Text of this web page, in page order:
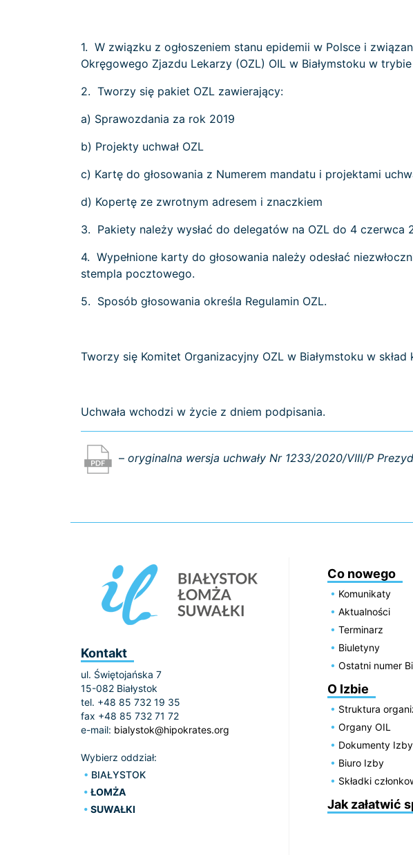
1. W związku z ogłoszeniem stanu epidemii w Polsce i
Okręgowego Zjazdu Lekarzy (OZL) OIL w Białymstoku w
2. Tworzy się pakiet OZL zawierający:
a) Sprawozdania za rok 2019
b) Projekty uchwał OZL
c) Kartę do głosowania z Numerem mandatu i projektami
d) Kopertę ze zwrotnym adresem i znaczkiem
3. Pakiety należy wysłać do delegatów na OZL do 4 czerwca
4. Wypełnione karty do głosowania należy odesłać
stempla pocztowego.
5. Sposób głosowania określa Regulamin OZL.
Tworzy się Komitet Organizacyjny OZL w Białymstoku w
Uchwała wchodzi w życie z dniem podpisania.
– oryginalna wersja uchwały Nr 1233/2020/VIII/P
Kontakt
ul. Świętojańska 7
15-082 Białystok
tel. +48 85 732 19 35
fax +48 85 732 71 72
e-mail: bialystok@hipokrates.org
Wybierz oddział:
BIAŁYSTOK
ŁOMŻA
SUWAŁKI
Co nowego
Komunikaty
Aktualności
Terminarz
Biuletyny
Ostatni numer
O Izbie
Struktura
Organy OIL
Dokumenty Izby
Biuro Izby
Składki
Jak załatwić